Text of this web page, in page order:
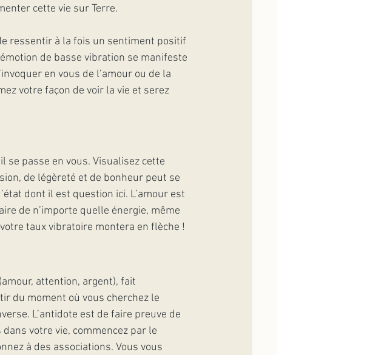
cette vie sur Terre.
ressentir à la fois un sentiment positif
de basse vibration se manifeste
en vous de l’amour ou de la
votre façon de voir la vie et serez
se passe en vous. Visualisez cette
de légèreté et de bonheur peut se
dont il est question ici. L’amour est
de n’importe quelle énergie, même
taux vibratoire montera en flèche !
attention, argent), fait
du moment où vous cherchez le
L’antidote est de faire preuve de
votre vie, commencez par le
à des associations. Vous vous